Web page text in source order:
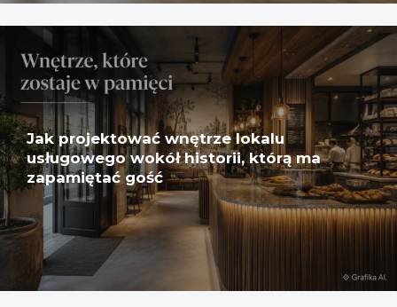
Jak projektować wnętrze lokalu
usługowego wokół historii, którą ma
zapamiętać gość